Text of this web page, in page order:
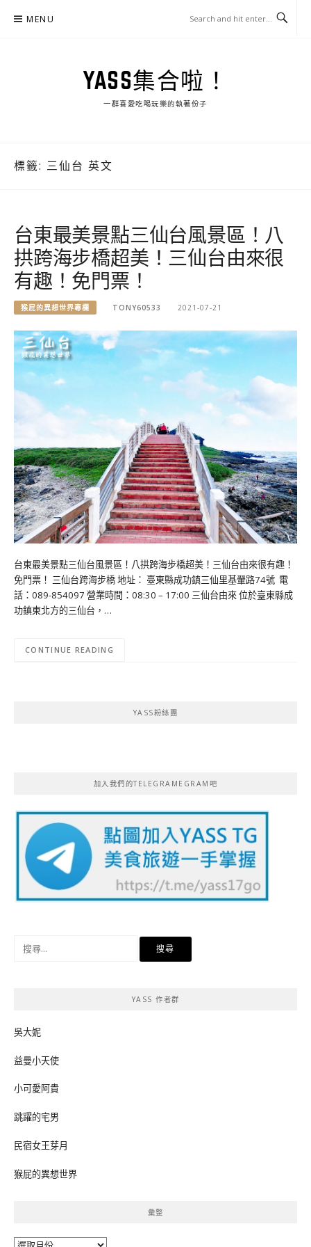
MENU
YASS集合啦！
一群喜愛吃喝玩樂的執著份子
標籤: 三仙台 英文
台東最美景點三仙台風景區！八
拱跨海步橋超美！三仙台由來很
有趣！免門票！
猴屁的異想世界專欄 TONY60533 2021-07-21
台東最美景點三仙台風景區！八拱跨海步橋超美！三仙台由來很有趣！
免門票！ 三仙台跨海步橋 地址： 臺東縣成功鎮三仙里基翬路74號 電
話：089-854097 營業時間：08:30 – 17:00 三仙台由來 位於臺東縣成
功鎮東北方的三仙台，…
CONTINUE READING
YASS粉絲團
加入我們的TELEGRAMEGRAM吧
YASS 作者群
吳大妮
益曼小天使
小可愛阿貴
跳躍的宅男
民宿女王芽月
猴屁的異想世界
彙整
彙